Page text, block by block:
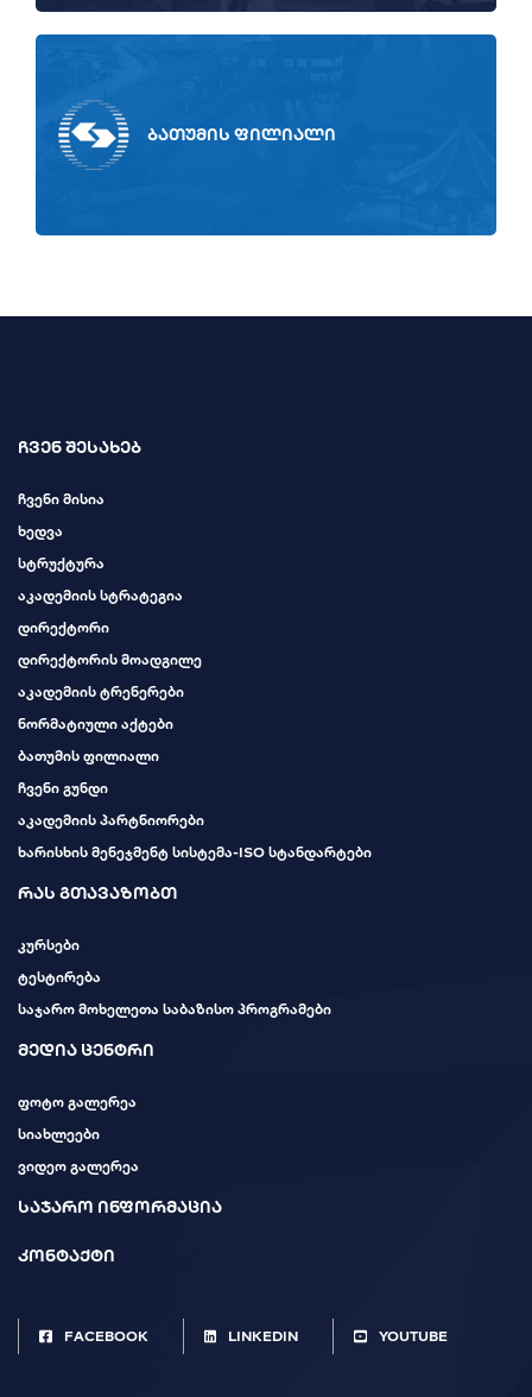
ბათუმის ფილიალი
ჩვენ შესახებ
ჩვენი მისია
ხედვა
სტრუქტურა
აკადემიის სტრატეგია
დირექტორი
დირექტორის მოადგილე
აკადემიის ტრენერები
ნორმატიული აქტები
ბათუმის ფილიალი
ჩვენი გუნდი
აკადემიის პარტნიორები
ხარისხის მენეჯმენტ სისტემა-ISO სტანდარტები
რას გთავაზობთ
კურსები
ტესტირება
საჯარო მოხელეთა საბაზისო პროგრამები
მედია ცენტრი
ფოტო გალერეა
სიახლეები
ვიდეო გალერეა
საჯარო ინფორმაცია
კონტაქტი
FACEBOOK LINKEDIN YOUTUBE